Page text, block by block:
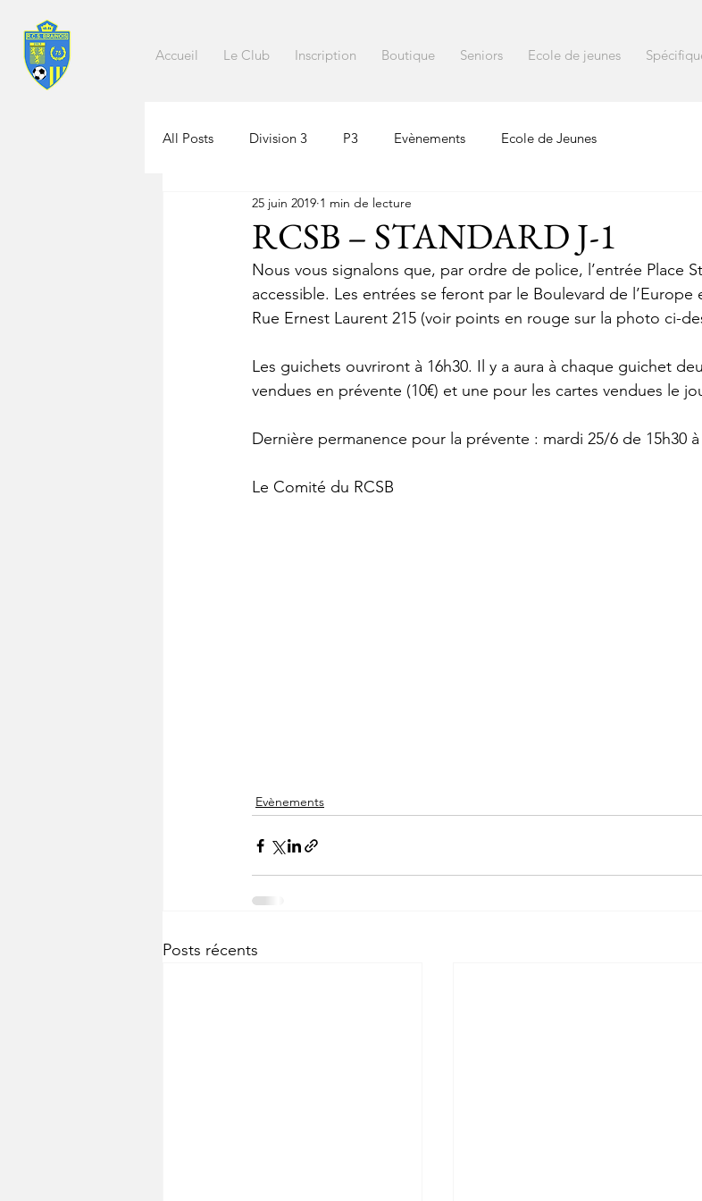
Accueil Le Club Inscription Boutique Seniors Ecole de jeunes
All Posts Division 3 P3 Evènements Ecole de Jeunes
RCSB – STANDARD J-1
25 juin 2019 1 min de lecture
Nous vous signalons que, par ordre de police, l’entrée Place
accessible. Les entrées se feront par le Boulevard de l’Europe
Rue Ernest Laurent 215 (voir points en rouge sur la photo ci-
Les guichets ouvriront à 16h30. Il y a aura à chaque guichet
vendues en prévente (10€) et une pour les cartes vendues le
Dernière permanence pour la prévente : mardi 25/6 de 15h30 à
Le Comité du RCSB
Evènements
Posts récents